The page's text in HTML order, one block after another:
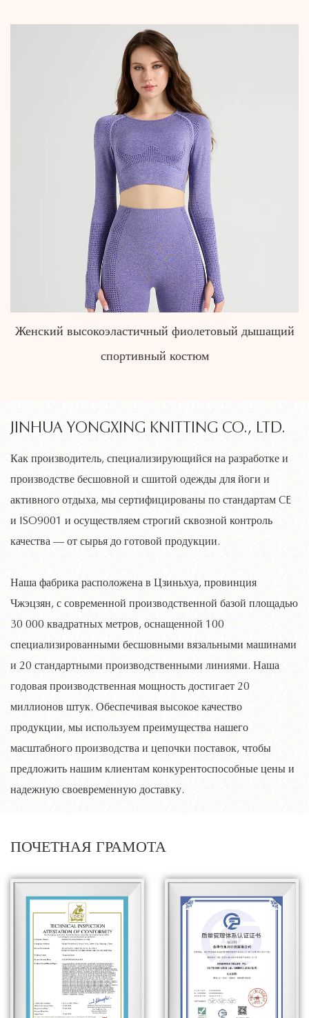
Современные минималистичные спортивные
костюмы без рукавов
JINHUA YONGXING KNITTING CO., LTD.
Как производитель, специализирующийся на разработке и
производстве бесшовной и сшитой одежды для йоги и
активного отдыха, мы сертифицированы по стандартам CE
и ISO9001 и осуществляем строгий сквозной контроль
качества — от сырья до готовой продукции.
Наша фабрика расположена в Цзиньхуа, провинция
Чжэцзян, с современной производственной базой площадью
30 000 квадратных метров, оснащенной 100
специализированными бесшовными вязальными машинами
и 20 стандартными производственными линиями. Наша
годовая производственная мощность достигает 20
миллионов штук. Обеспечивая высокое качество
продукции, мы используем преимущества нашего
масштабного производства и цепочки поставок, чтобы
предложить нашим клиентам конкурентоспособные цены и
надежную своевременную доставку.
ПОЧЕТНАЯ ГРАМОТА